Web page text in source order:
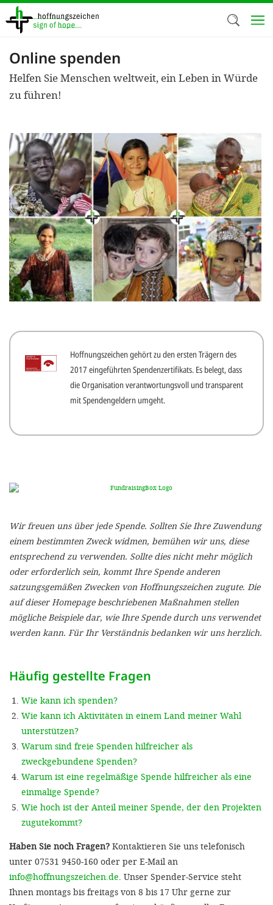
Direkt
zum
Inhalt
Online spenden
Helfen Sie Menschen weltweit, ein Leben in Würde
zu führen!
Hoffnungszeichen gehört zu den ersten Trägern des
2017 eingeführten Spendenzertifikats. Es belegt, dass
die Organisation verantwortungsvoll und transparent
mit Spendengeldern umgeht.
Wir freuen uns über jede Spende. Sollten Sie Ihre Zuwendung
einem bestimmten Zweck widmen, bemühen wir uns, diese
entsprechend zu verwenden. Sollte dies nicht mehr möglich
oder erforderlich sein, kommt Ihre Spende anderen
satzungsgemäßen Zwecken von Hoffnungszeichen zugute. Die
auf dieser Homepage beschriebenen Maßnahmen stellen
mögliche Beispiele dar, wie Ihre Spende durch uns verwendet
werden kann. Für Ihr Verständnis bedanken wir uns herzlich.
Häufig gestellte Fragen
Wie kann ich spenden?
Wie kann ich Aktivitäten in einem Land meiner Wahl
unterstützen?
Warum sind freie Spenden hilfreicher als
zweckgebundene Spenden?
Warum ist eine regelmäßige Spende hilfreicher als eine
einmalige Spende?
Wie hoch ist der Anteil meiner Spende, der den Projekten
zugutekommt?
Haben Sie noch Fragen? Kontaktieren Sie uns telefonisch
unter 07531 9450-160 oder per E-Mail an
info@hoffnungszeichen.de. Unser Spender-Service steht
Ihnen montags bis freitags von 8 bis 17 Uhr gerne zur
Wir
nutzen
Cookies zu
helfen
Online-
'Cookie-
Impressum
ALLEN